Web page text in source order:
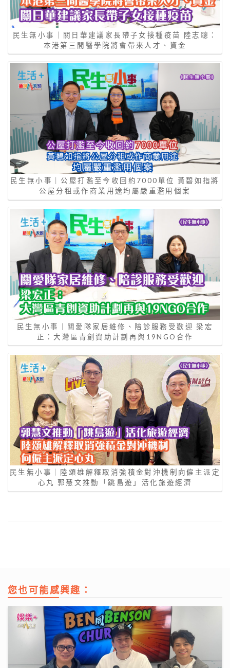
民生無小事｜關日華建議家長帶子女接種疫苗 陸志聰：
本港第三間醫學院將會帶來人才、資金
民生無小事｜公屋打濫至今收回約7000單位 黃碧如指將
公屋分租或作商業用途均屬嚴重濫用個案
民生無小事｜關愛隊家居維修、陪診服務受歡迎 梁宏
正：大灣區青創資助計劃再與19NGO合作
民生無小事｜陸頌雄解釋取消強積金對沖機制向僱主派定
心丸 郭慧文推動「跳島遊」活化旅遊經濟
您也可能感興趣：